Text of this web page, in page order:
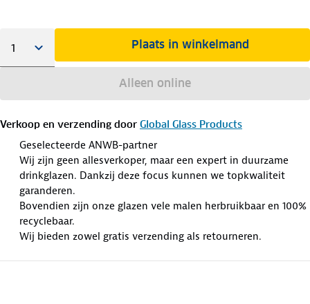
Plaats in winkelmand
Alleen online
Verkoop en verzending door Global Glass Products
Geselecteerde ANWB-partner
Wij zijn geen allesverkoper, maar een expert in duurzame
drinkglazen. Dankzij deze focus kunnen we topkwaliteit
garanderen.
Bovendien zijn onze glazen vele malen herbruikbaar en 100%
recyclebaar.
Wij bieden zowel gratis verzending als retourneren.